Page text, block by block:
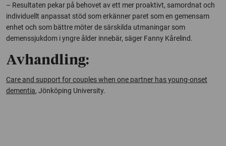
– Resultaten pekar på behovet av ett mer proaktivt, samordnat och
individuellt anpassat stöd som erkänner paret som en gemensam
enhet och som bättre möter de särskilda utmaningar som
demenssjukdom i yngre ålder innebär, säger Fanny Kårelind.
Avhandling:
Care and support for couples when one partner has young-onset
dementia, Jönköping University.